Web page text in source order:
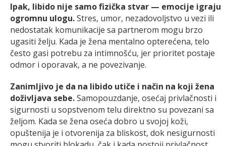
Ipak, libido nije samo fizička stvar — emocije igraju
ogromnu ulogu.Stres, umor, nezadovoljstvo u vezi ili
nedostatak komunikacije sa partnerom mogu brzo
ugasiti želju. Kada je žena mentalno opterećena, telo
često gasi potrebu za intimnošću, jer prioritet postaje
odmor i oporavak, a ne povezivanje.
Zanimljivo je da na libido utiče i način na koji žena
doživljava sebe.Samopouzdanje, osećaj privlačnosti i
sigurnosti u sopstvenom telu direktno su povezani sa
željom. Kada se žena oseća dobro u svojoj koži,
opuštenija je i otvorenija za bliskost, dok nesigurnosti